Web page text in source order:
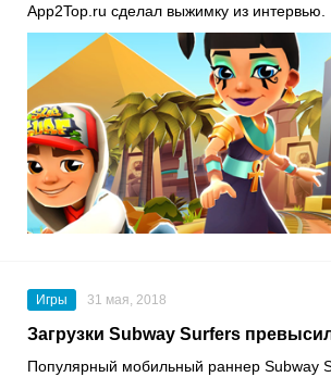
App2Top.ru сделал выжимку из интервью.
Игры 31 мая, 2018
Загрузки Subway Surfers
Популярный мобильный раннер Subway